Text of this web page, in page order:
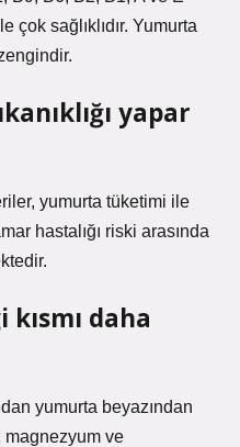
çok sağlıklıdır. Yumurta
yapar
yumurta tüketimi ile
hastalığı riski arasında
daha
yumurta beyazından
magnezyum ve